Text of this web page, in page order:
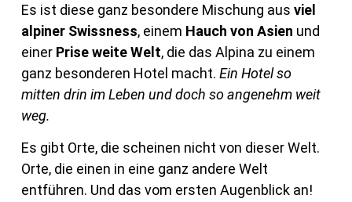
Es ist diese ganz besondere Mischung aus viel
alpiner Swissness, einem Hauch von Asien und
einerPrise weite Welt, die das Alpina zu einem
ganz besonderen Hotel macht. Ein Hotel so
mitten drin im Leben und doch so angenehm weit
weg.
Es gibt Orte, die scheinen nicht von dieser Welt.
Orte, die einen in eine ganz andere Welt
entführen. Und das vom ersten Augenblick an!